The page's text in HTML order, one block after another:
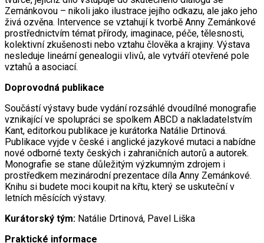
Zemánkovou – nikoli jako ilustrace jejího odkazu, ale jako jeho
živá ozvěna. Intervence se vztahují k tvorbě Anny Zemánkové
prostřednictvím témat přírody, imaginace, péče, tělesnosti,
kolektivní zkušenosti nebo vztahu člověka a krajiny. Výstava
nesleduje lineární genealogii vlivů, ale vytváří otevřené pole
vztahů a asociací.
Doprovodná publikace
Součástí výstavy bude vydání rozsáhlé dvoudílné monografie
vznikající ve spolupráci se spolkem ABCD a nakladatelstvím
Kant, editorkou publikace je kurátorka Natálie Drtinová.
Publikace vyjde v české i anglické jazykové mutaci a nabídne
nové odborné texty českých i zahraničních autorů a autorek.
Monografie se stane důležitým výzkumným zdrojem i
prostředkem mezinárodní prezentace díla Anny Zemánkové.
Knihu si budete moci koupit na křtu, který se uskuteční v
letních měsících výstavy.
Kurátorský tým: Natálie Drtinová, Pavel Liška
Praktické informace